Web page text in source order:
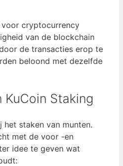
voor cryptocurrency
van de blockchain
de transacties erop te
beloond met dezelfde
Staking
staken van munten.
met de voor -en
idee te geven wat